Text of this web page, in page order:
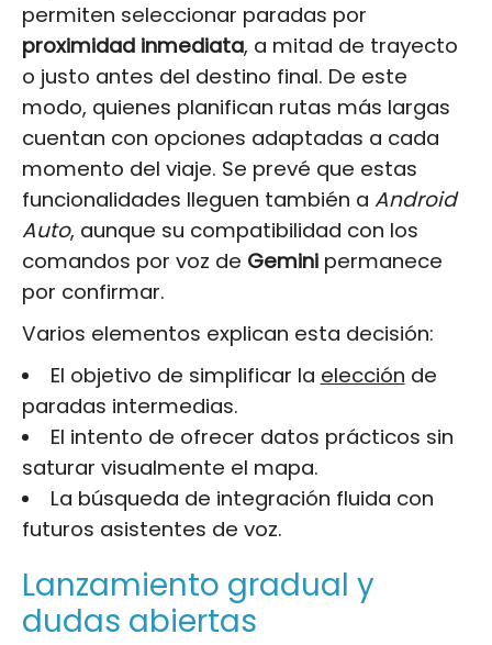
permiten seleccionar paradas por
proximidad inmediata, a mitad de trayecto
o justo antes del destino final. De este
modo, quienes planifican rutas más largas
cuentan con opciones adaptadas a cada
momento del viaje. Se prevé que estas
funcionalidades lleguen también a Android
Auto, aunque su compatibilidad con los
comandos por voz de Gemini permanece
por confirmar.
Varios elementos explican esta decisión:
El objetivo de simplificar la elección de
paradas intermedias.
El intento de ofrecer datos prácticos sin
saturar visualmente el mapa.
La búsqueda de integración fluida con
futuros asistentes de voz.
Lanzamiento gradual y
dudas abiertas